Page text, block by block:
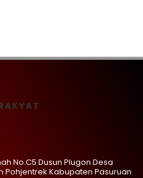
No.C5 Dusun Plugon Desa
Pohjentrek Kabupaten Pasuruan